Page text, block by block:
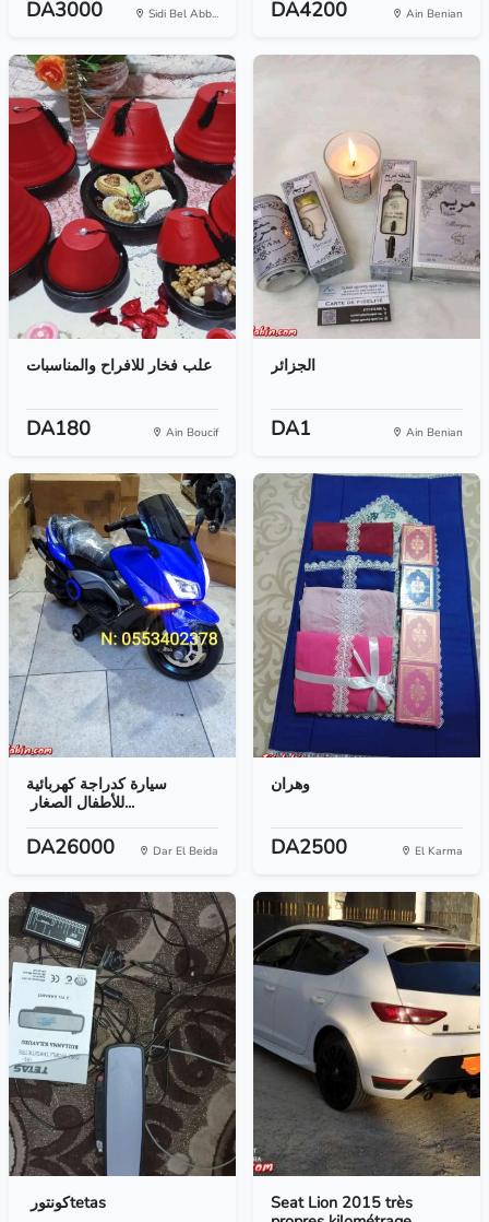
DA3000 Sidi Bel Abb... DA4200 Ain Benian
علب فخار للافراح والمناسبات
DA180 Ain Boucif
الجزائر
DA1 Ain Benian
سيارة كدراجة كهربائية
للأطفال الصغار ‏...
DA26000 Dar El Beida
وهران
DA2500 El Karma
كونتور ‏tetas
Seat Lion 2015 très